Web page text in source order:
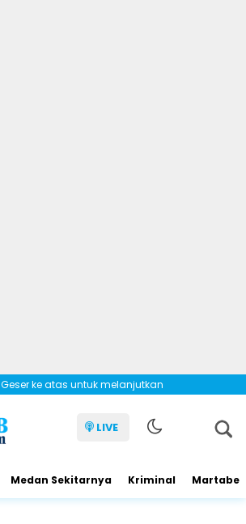
ke atas untuk melanjutkan
LIVE
Medan Sekitarnya Kriminal Martabe